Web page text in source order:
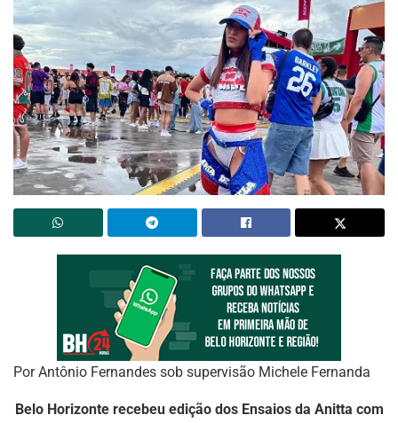
Por Antônio Fernandes sob supervisão Michele Fernanda
Belo Horizonte recebeu edição dos Ensaios da Anitta com